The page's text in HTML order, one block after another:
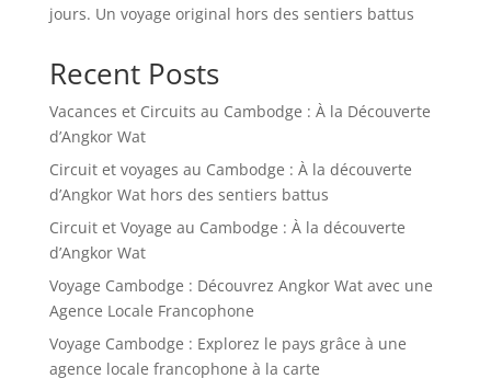
jours. Un voyage original hors des sentiers battus
Recent Posts
Vacances et Circuits au Cambodge : À la Découverte
d’Angkor Wat
Circuit et voyages au Cambodge : À la découverte
d’Angkor Wat hors des sentiers battus
Circuit et Voyage au Cambodge : À la découverte
d’Angkor Wat
Voyage Cambodge : Découvrez Angkor Wat avec une
Agence Locale Francophone
Voyage Cambodge : Explorez le pays grâce à une
agence locale francophone à la carte